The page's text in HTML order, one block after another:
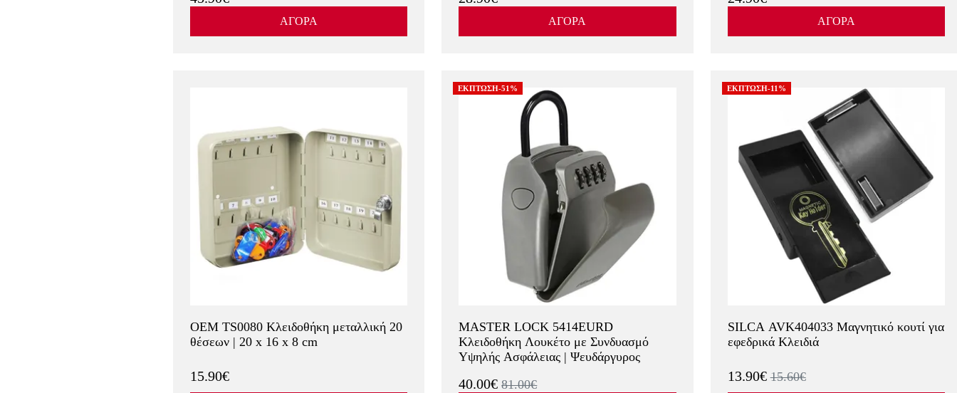
ΑΓΟΡΑ ΑΓΟΡΑ ΑΓΟΡΑ
OEM TS0080 Κλειδοθήκη μεταλλική 20
θέσεων | 20 x 16 x 8 cm
15.90€
ΕΚΠΤΩΣΗ-51%
MASTER LOCK 5414EURD
Κλειδοθήκη Λουκέτο με Συνδυασμό
Υψηλής Ασφάλειας | Ψευδάργυρος
40.00€81.00€
ΕΚΠΤΩΣΗ-11%
SILCA AVK404033 Μαγνητικό κουτί για
εφεδρικά Κλειδιά
13.90€15.60€